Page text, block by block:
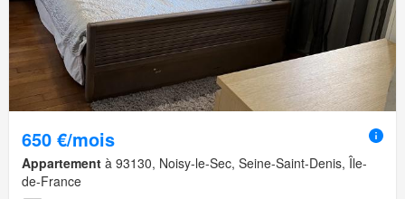
650 €/mois
Appartement à 93130, Noisy-le-Sec, Seine-Saint-Denis, Île-
de-France